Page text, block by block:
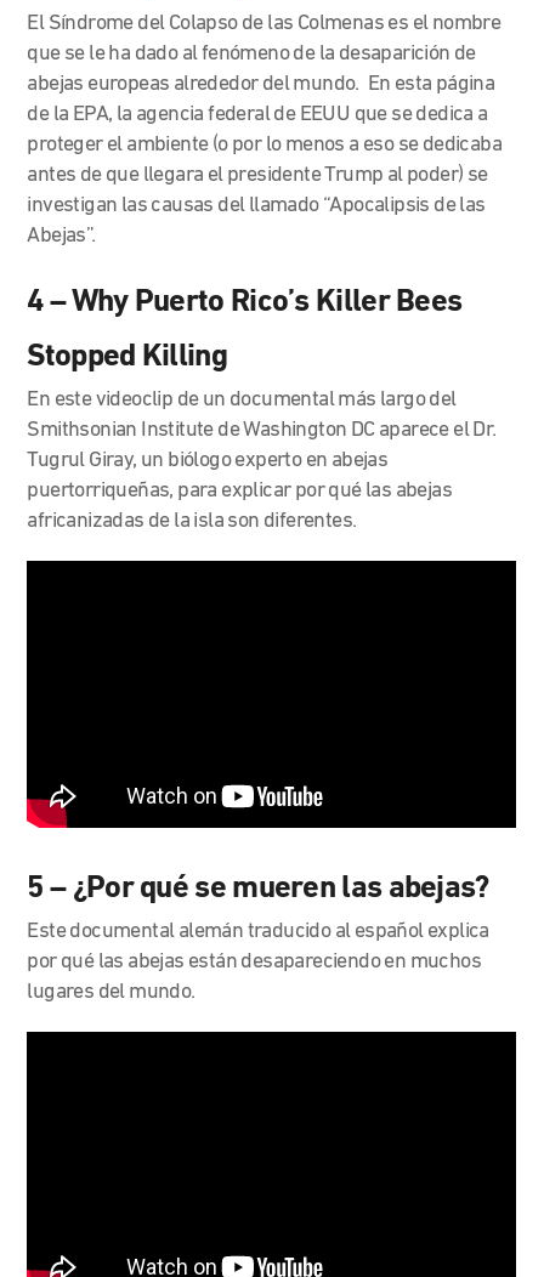
El Síndrome del Colapso de las Colmenas es el nombre
que se le ha dado al fenómeno de la desaparición de
abejas europeas alrededor del mundo. En esta página
de la EPA, la agencia federal de EEUU que se dedica a
proteger el ambiente (o por lo menos a eso se dedicaba
antes de que llegara el presidente Trump al poder) se
investigan las causas del llamado “Apocalipsis de las
Abejas”.
4 – Why Puerto Rico’s Killer Bees
Stopped Killing
En este videoclip de un documental más largo del
Smithsonian Institute de Washington DC aparece el Dr.
Tugrul Giray, un biólogo experto en abejas
puertorriqueñas, para explicar por qué las abejas
africanizadas de la isla son diferentes.
5 – ¿Por qué se mueren las abejas?
Este documental alemán traducido al español explica
por qué las abejas están desapareciendo en muchos
lugares del mundo.